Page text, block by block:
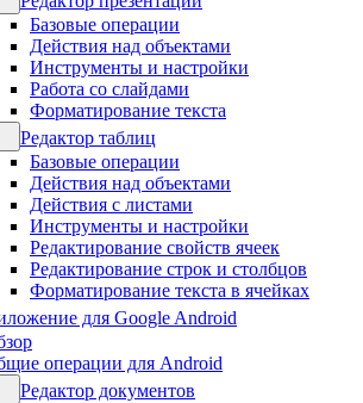
Базовые операции
Действия над объектами
Инструменты и настройки
Работа со слайдами
Форматирование текста
Редактор таблиц
Базовые операции
Действия над объектами
Действия с листами
Инструменты и настройки
Редактирование свойств ячеек
Редактирование строк и столбцов
Форматирование текста в ячейках
для Google Android
операции для Android
Редактор документов